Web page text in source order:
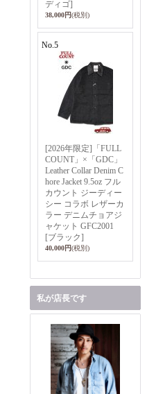
ディゴ]
38,000円(税別)
No.5
[2026年限定]「FULL
COUNT」×「GDC」
Leather Collar Denim C
hore Jacket 9.5oz フル
カウント ジーディー
シー コラボ レザーカ
ラー デニムチョアジ
ャケット GFC2001
[ブラック]
40,000円(税別)
私が店長です